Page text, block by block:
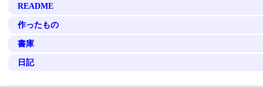
README
作ったもの
書庫
日記